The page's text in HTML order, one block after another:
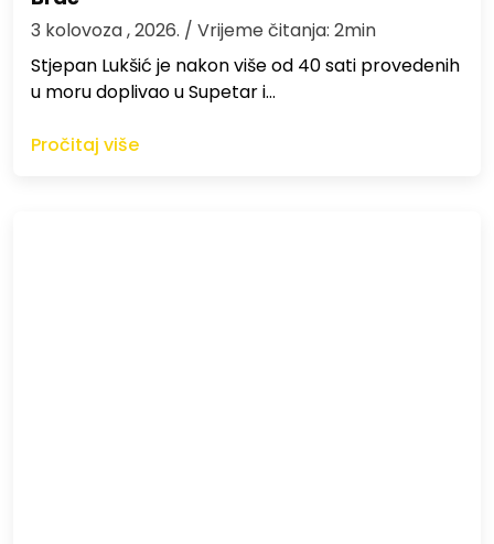
3 kolovoza , 2026. / Vrijeme čitanja: 2min
St​jepan Lukšić je nakon više od 40 sati provedenih
u moru doplivao u Supetar i…
Pročitaj više